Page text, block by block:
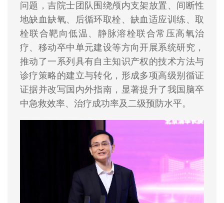
问题，吉院士团队围绕颅内支架放置、间断性
地缺血缺氧、后循环取栓、缺血适应训练、取
栓联合靶向低温、静脉溶栓联合常压高氧治
疗、移动卒中单元建设等方向开展系统研究，
推动了一系列具有自主知识产权的技术方法与
诊疗策略的建立与转化，形成多项高级别循证
证据并改写国内外指南，显著提升了我国脑卒
中急救效率、治疗成功率及二级预防水平。